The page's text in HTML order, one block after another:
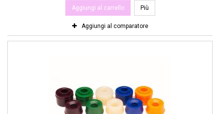
Aggiungi al carrello Più
Aggiungi al comparatore